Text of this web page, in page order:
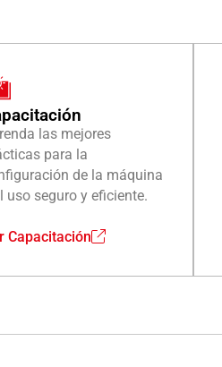
las mejores
para la
de la máquina
uso seguro y eficiente.
Capacitación